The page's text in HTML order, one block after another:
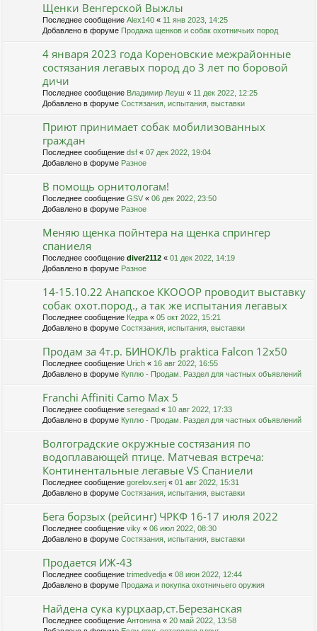
Щенки Венгерской Выжлы
Последнее сообщение Alex140 « 11 янв 2023, 14:25
Добавлено в форуме Продажа щенков и собак охотничьих пород
4 января 2023 года Кореновские межрайонные
состязания легавых пород до 3 лет по боровой
дичи
Последнее сообщение Владимир Леуш « 11 дек 2022, 12:25
Добавлено в форуме Состязания, испытания, выставки
Приют принимает собак мобилизованных
граждан
Последнее сообщение dsf « 07 дек 2022, 19:04
Добавлено в форуме Разное
В помощь орнитологам!
Последнее сообщение GSV « 06 дек 2022, 23:50
Добавлено в форуме Разное
Меняю щенка пойнтера на щенка спрингер
спаниеля
Последнее сообщение diver2112 « 01 дек 2022, 14:19
Добавлено в форуме Разное
14-15.10.22 Анапское ККОООР проводит выставку
собак охот.пород., а так же испытания легавых
Последнее сообщение Кедра « 05 окт 2022, 15:21
Добавлено в форуме Состязания, испытания, выставки
Продам за 4т.р. БИНОКЛЬ praktica Falcon 12х50
Последнее сообщение Urich « 16 авг 2022, 16:55
Добавлено в форуме Куплю - Продам. Раздел для частных объявлений
Franchi Affiniti Camo Max 5
Последнее сообщение seregaad « 10 авг 2022, 17:33
Добавлено в форуме Куплю - Продам. Раздел для частных объявлений
Волгоградские окружные состязания по
водоплавающей птице. Матчевая встреча:
Континентальные легавые VS Спаниели
Последнее сообщение gorelov.serj « 01 авг 2022, 15:31
Добавлено в форуме Состязания, испытания, выставки
Бега борзых (рейсинг) ЧРКФ 16-17 июля 2022
Последнее сообщение viky « 06 июл 2022, 08:30
Добавлено в форуме Состязания, испытания, выставки
Продается ИЖ-43
Последнее сообщение trimedvedja « 08 июн 2022, 12:44
Добавлено в форуме Продажа и покупка охотничьего оружия
Найдена сука курцхаар,ст.Березанская
Последнее сообщение Антонина « 20 май 2022, 13:58